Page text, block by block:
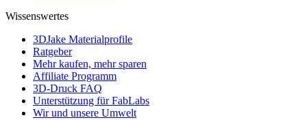
Wissenswertes
3DJake Materialprofile
Ratgeber
Mehr kaufen, mehr sparen
Affiliate Programm
3D-Druck FAQ
Unterstützung für FabLabs
Wir und unsere Umwelt